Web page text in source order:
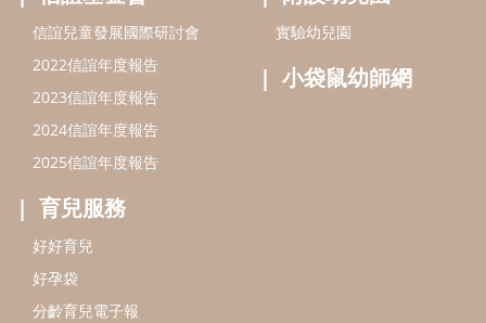
信誼兒童發展國際研討會
2022信誼年度報告
2023信誼年度報告
2024信誼年度報告
2025信誼年度報告
育兒服務
好好育兒
好孕袋
分齡育兒電子報
實驗幼兒園
小袋鼠幼師網